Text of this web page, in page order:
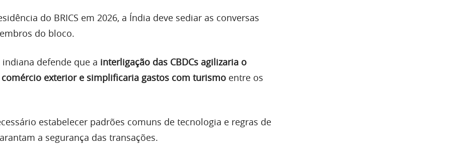
do BRICS em 2026, a Índia deve sediar as conversas
do bloco.
defende que a interligação das CBDCs agilizaria o
exterior e simplificaria gastos com turismo entre os
estabelecer padrões comuns de tecnologia e regras de
a segurança das transações.